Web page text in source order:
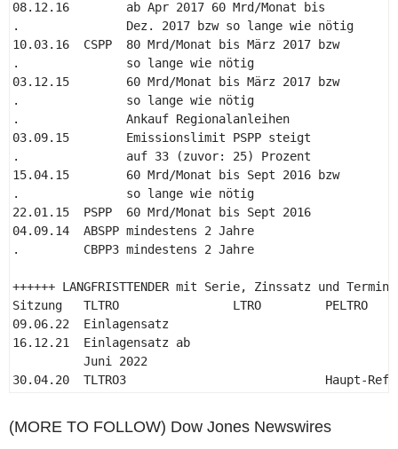
08.12.16        ab Apr 2017 60 Mrd/Monat bis
.               Dez. 2017 bzw so lange wie nötig
10.03.16  CSPP  80 Mrd/Monat bis März 2017 bzw
.               so lange wie nötig
03.12.15        60 Mrd/Monat bis März 2017 bzw
.               so lange wie nötig
.               Ankauf Regionalanleihen
03.09.15        Emissionslimit PSPP steigt
.               auf 33 (zuvor: 25) Prozent
15.04.15        60 Mrd/Monat bis Sept 2016 bzw
.               so lange wie nötig
22.01.15  PSPP  60 Mrd/Monat bis Sept 2016
04.09.14  ABSPP mindestens 2 Jahre
.         CBPP3 mindestens 2 Jahre
++++++ LANGFRISTTENDER mit Serie, Zinssatz und
Sitzung   TLTRO                LTRO         PELTRO
09.06.22  Einlagensatz
16.12.21  Einlagensatz ab
          Juni 2022
30.04.20  TLTRO3                            Haupt-
(MORE TO FOLLOW) Dow Jones Newswires